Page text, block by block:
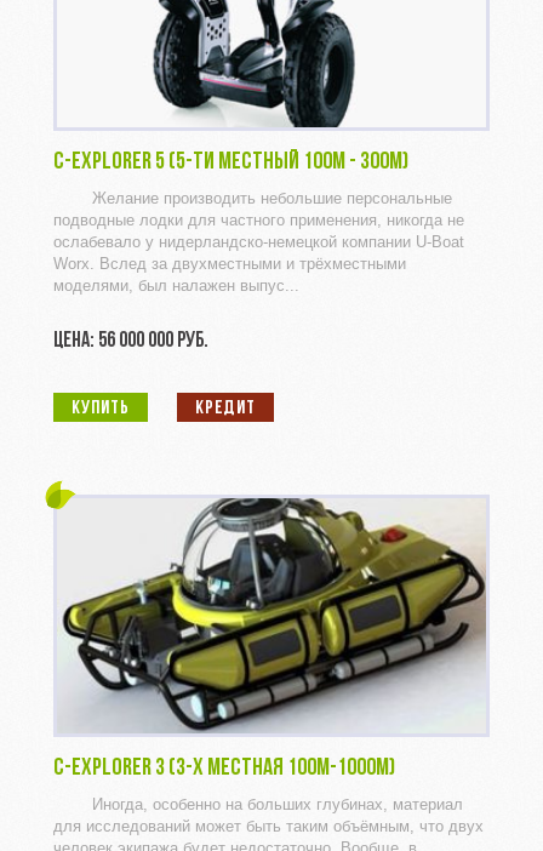
C-EXPLORER 5 (5-ТИ МЕСТНЫЙ 100M - 300M)
Желание производить небольшие персональные
подводные лодки для частного применения, никогда не
ослабевало у нидерландско-немецкой компании U-Boat
Worx. Вслед за двухместными и трёхместными
моделями, был налажен выпус...
ЦЕНА: 56 000 000 РУБ.
КУПИТЬ КРЕДИТ
C-EXPLORER 3 (3-Х МЕСТНАЯ 100M-1000M)
Иногда, особенно на больших глубинах, материал
для исследований может быть таким объёмным, что двух